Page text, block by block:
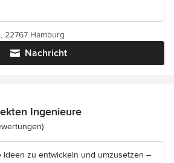
Nachricht
22767 Hamburg
Ingenieure
4.7 von 5 Sternen
Ideen zu entwickeln und umzusetzen –